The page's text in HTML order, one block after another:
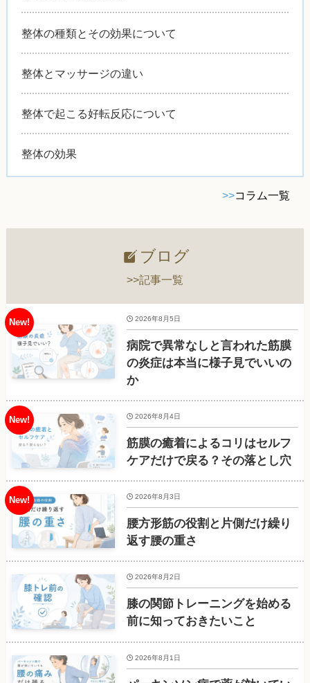
整体の種類とその効果について
整体とマッサージの違い
整体で起こる好転反応について
整体の効果
>>コラム一覧
ブログ
>>記事一覧
病院で異常なしと言われた筋膜
の炎症は本当に様子見でいいの
か
2026年8月5日
筋膜の癒着によるコリはセルフ
ケアだけで戻る？その落とし穴
2026年8月4日
腰方形筋の役割と片側だけ繰り
返す腰の重さ
2026年8月3日
膝の関節トレーニングを始める
前に知っておきたいこと
2026年8月2日
2026年8月1日